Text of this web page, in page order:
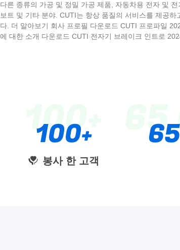
다른 종류의 가공 및 정밀 가공 제품, 자동차용 전자 및
보트 및 기타 분야. CUTI는 항상 품질의 서비스를 제공하
다. 더 알아보기 회사 프로필 다운로드 CUTI 프로파일
에 대한 소개 다운로드 CUTI 전자기 브레이크 인트로
100
100
봉사 한 고객